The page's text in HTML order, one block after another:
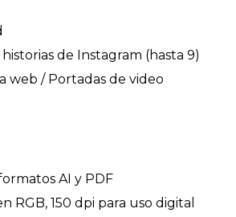
de Instagram (hasta 9)
web / Portadas de video
AI y PDF
RGB, 150 dpi para uso digital